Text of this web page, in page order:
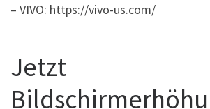
– VIVO: https://vivo-us.com/
Jetzt